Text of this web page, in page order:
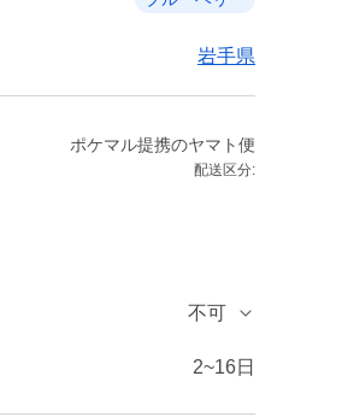
岩手県
ポケマル提携のヤマト便
配送区分:
不可
2~16日